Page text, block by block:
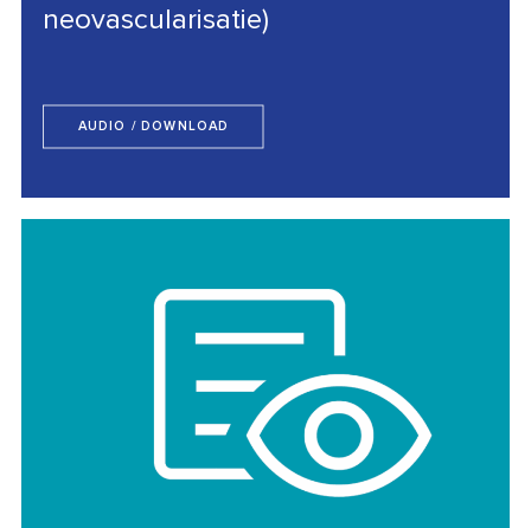
neovascularisatie)
AUDIO / DOWNLOAD